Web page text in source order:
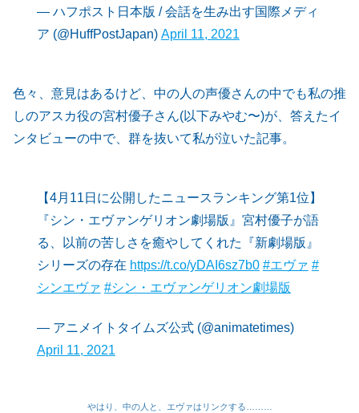
— ハフポスト日本版 / 会話を生み出す国際メディ
ア (@HuffPostJapan) April 11, 2021
色々、意見はあるけど、中の人の声優さんの中でも私の推
しのアスカ役の宮村優子さん(以下みやむ〜)が、答えたイ
ンタビューの中で、群を抜いて私が泣いた記事。
【4月11日に公開したニュースランキング第1位】
『シン・エヴァンゲリオン劇場版』宮村優子が語
る、以前の苦しさを癒やしてくれた『新劇場版』
シリーズの存在 https://t.co/yDAI6sz7b0 #エヴァ #
シンエヴァ #シン・エヴァンゲリオン劇場版
— アニメイトタイムズ公式 (@animatetimes)
April 11, 2021
やはり、中の人と、エヴァはリンクする………